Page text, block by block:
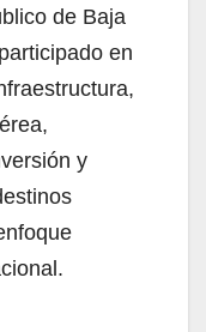
de Baja
en
y